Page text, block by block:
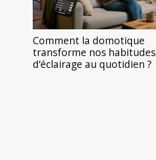
Comment la domotique
transforme nos habitudes
d’éclairage au quotidien ?